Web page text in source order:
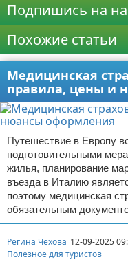
Подпишись на
Похожие статьи
Медицинская
правила, цены и
Путешествие в Европу
подготовительными
жилья, планирование
въезда в Италию
поэтому медицинская
обязательным
Регина Чехова 12-09-2025
Полезное для туристов